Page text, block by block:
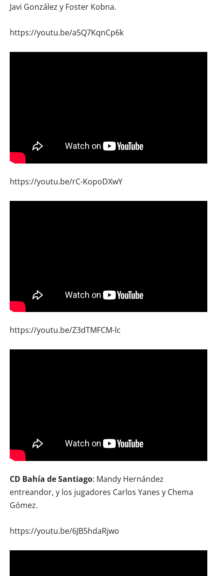
Javi González y Foster Kobna.
https://youtu.be/a5Q7KqnCp6k
https://youtu.be/rC-KopoDXwY
https://youtu.be/Z3dTMFCM-lc
CD Bahía de Santiago: Mandy Hernández
entreandor, y los jugadores Carlos Yanes y Chema
Gómez.
https://youtu.be/6JB5hdaRjwo